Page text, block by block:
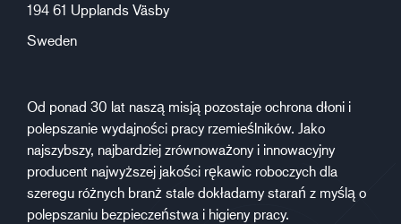
194 61 Upplands Väsby
Sweden
Od ponad 30 lat naszą misją pozostaje ochrona dłoni i
polepszanie wydajności pracy rzemieślników. Jako
najszybszy, najbardziej zrównoważony i innowacyjny
producent najwyższej jakości rękawic roboczych dla
szeregu różnych branż stale dokładamy starań z myślą o
polepszaniu bezpieczeństwa i higieny pracy.